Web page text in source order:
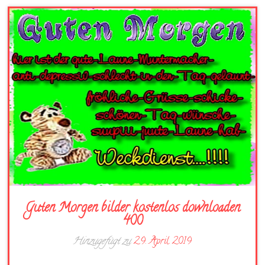
Guten Morgen bilder kostenlos downloaden
400
Hinzugefügt zu29. April 2019